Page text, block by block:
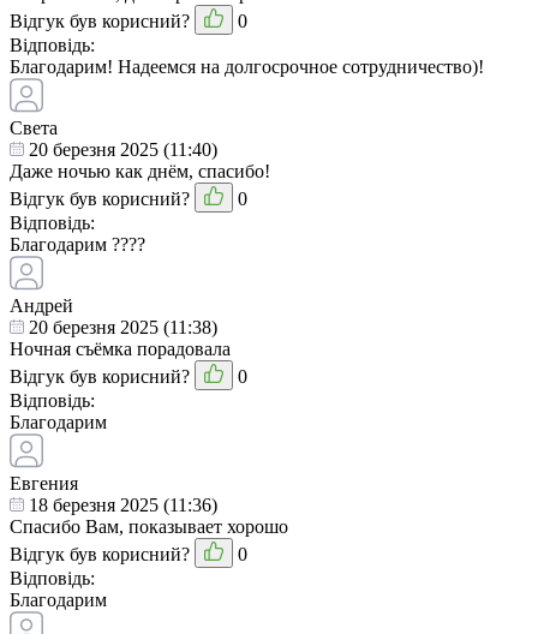
Відгук був корисний?
0
Відповідь:
Благодарим! Надеемся на долгосрочное сотрудничество)!
Света
20 березня 2025 (11:40)
Даже ночью как днём, спасибо!
Відгук був корисний?
0
Відповідь:
Благодарим ????
Андрей
20 березня 2025 (11:38)
Ночная съёмка порадовала
Відгук був корисний?
0
Відповідь:
Благодарим
Евгения
18 березня 2025 (11:36)
Спасибо Вам, показывает хорошо
Відгук був корисний?
0
Відповідь:
Благодарим